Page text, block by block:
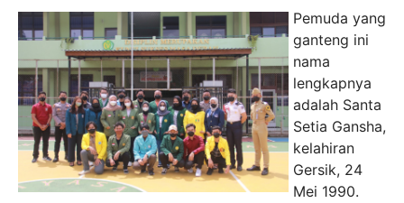
Pemuda yang
ganteng ini
nama
lengkapnya
adalah Santa
Setia Gansha,
kelahiran
Gersik, 24
Mei 1990.